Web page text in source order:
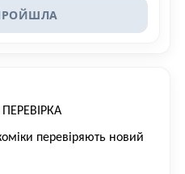
перевіряють новий